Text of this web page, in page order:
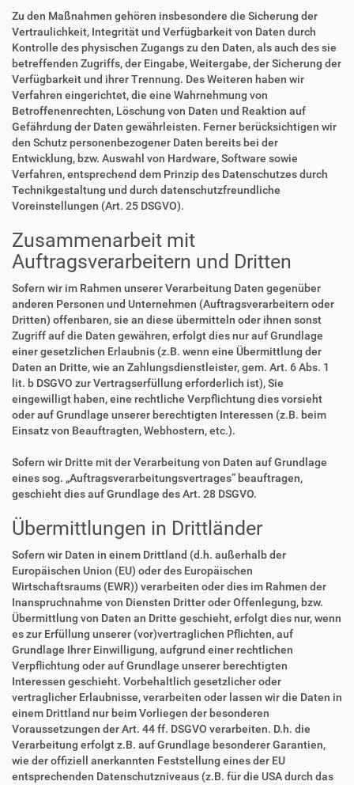
Zu den Maßnahmen gehören insbesondere die Sicherung der
Vertraulichkeit, Integrität und Verfügbarkeit von Daten durch
Kontrolle des physischen Zugangs zu den Daten, als auch des sie
betreffenden Zugriffs, der Eingabe, Weitergabe, der Sicherung der
Verfügbarkeit und ihrer Trennung. Des Weiteren haben wir
Verfahren eingerichtet, die eine Wahrnehmung von
Betroffenenrechten, Löschung von Daten und Reaktion auf
Gefährdung der Daten gewährleisten. Ferner berücksichtigen wir
den Schutz personenbezogener Daten bereits bei der
Entwicklung, bzw. Auswahl von Hardware, Software sowie
Verfahren, entsprechend dem Prinzip des Datenschutzes durch
Technikgestaltung und durch datenschutzfreundliche
Voreinstellungen (Art. 25 DSGVO).
Zusammenarbeit mit
Auftragsverarbeitern und Dritten
Sofern wir im Rahmen unserer Verarbeitung Daten gegenüber
anderen Personen und Unternehmen (Auftragsverarbeitern oder
Dritten) offenbaren, sie an diese übermitteln oder ihnen sonst
Zugriff auf die Daten gewähren, erfolgt dies nur auf Grundlage
einer gesetzlichen Erlaubnis (z.B. wenn eine Übermittlung der
Daten an Dritte, wie an Zahlungsdienstleister, gem. Art. 6 Abs. 1
lit. b DSGVO zur Vertragserfüllung erforderlich ist), Sie
eingewilligt haben, eine rechtliche Verpflichtung dies vorsieht
oder auf Grundlage unserer berechtigten Interessen (z.B. beim
Einsatz von Beauftragten, Webhostern, etc.).
Sofern wir Dritte mit der Verarbeitung von Daten auf Grundlage
eines sog. „Auftragsverarbeitungsvertrages“ beauftragen,
geschieht dies auf Grundlage des Art. 28 DSGVO.
Übermittlungen in Drittländer
Sofern wir Daten in einem Drittland (d.h. außerhalb der
Europäischen Union (EU) oder des Europäischen
Wirtschaftsraums (EWR)) verarbeiten oder dies im Rahmen der
Inanspruchnahme von Diensten Dritter oder Offenlegung, bzw.
Übermittlung von Daten an Dritte geschieht, erfolgt dies nur, wenn
es zur Erfüllung unserer (vor)vertraglichen Pflichten, auf
Grundlage Ihrer Einwilligung, aufgrund einer rechtlichen
Verpflichtung oder auf Grundlage unserer berechtigten
Interessen geschieht. Vorbehaltlich gesetzlicher oder
vertraglicher Erlaubnisse, verarbeiten oder lassen wir die Daten in
einem Drittland nur beim Vorliegen der besonderen
Voraussetzungen der Art. 44 ff. DSGVO verarbeiten. D.h. die
Verarbeitung erfolgt z.B. auf Grundlage besonderer Garantien,
wie der offiziell anerkannten Feststellung eines der EU
entsprechenden Datenschutzniveaus (z.B. für die USA durch das